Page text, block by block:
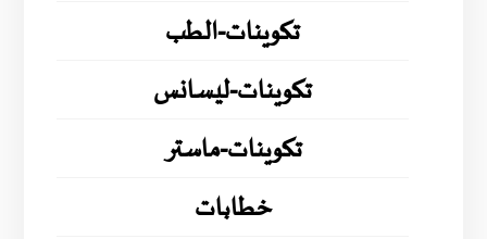
تكوينات-الطب
تكوينات-ليسانس
تكوينات-ماستر
خطابات